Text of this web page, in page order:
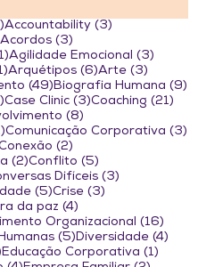
1 post
Accountability (3)
2 posts
Acordos (3)
1 post
Agilidade Emocional (3)
1 post
Arquétipos (6)6 posts
Arte (3)
(49)49 posts
Biografia Humana (9)
5 posts
Case Clinic (3)3 posts
Coaching (21)
(8)
1 post
Comunicação Corporativa (3)
posts (2)
(2)2 posts
Conflito (5)
Difíceis (3)
(5)5 posts
Crise (3)
da paz (4)
Organizacional (16)
(5)5 posts
Diversidade (4)
27 posts
Educação Corporativa (1)